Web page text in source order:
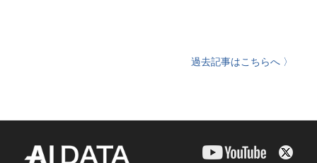
過去記事はこちらへ 〉